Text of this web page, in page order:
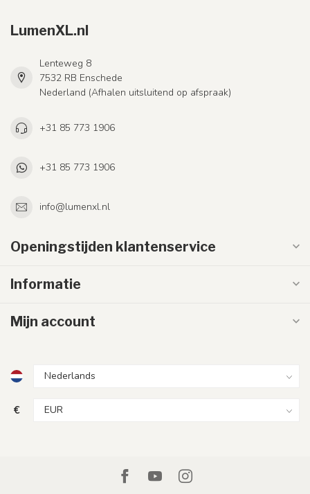
LumenXL.nl
Lenteweg 8
7532 RB Enschede
Nederland (Afhalen uitsluitend op afspraak)
+31 85 773 1906
+31 85 773 1906
info@lumenxl.nl
Openingstijden klantenservice
Informatie
Mijn account
€